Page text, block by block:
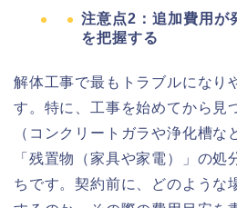
注意点2：追加費用が
を把握する
解体工事で最もトラブルになり
す。特に、工事を始めてから見
（コンクリートガラや浄化槽な
「残置物（家具や家電）」の処
ちです。契約前に、どのような